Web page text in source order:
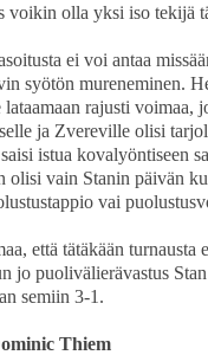
olla yksi iso tekijä
ei voi antaa
syötön mureneminen.
lataamaan rajusti voimaa,
ja Zvereville olisi
istua kovalyöntiseen
olisi vain Stanin päivän
vai
että tätäkään turnausta
jo puolivälierävastus
semiin 3-1.
Thiem